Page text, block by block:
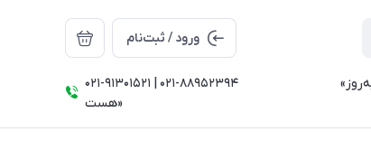
ورود / ثبت‌نام
021-91301521 | 021-88952394 ⠀⠀⠀⠀⠀⠀⠀⠀⠀⠀⠀«تمامی قیمت‌ها و موجودی سایت به‌روز
هست»